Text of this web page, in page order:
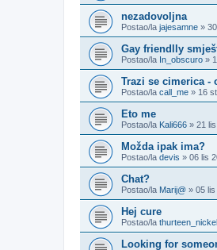
nezadovoljna
Postao/la jajesamne »
Gay friendlly
Postao/la In_obscuro »
Trazi se cimerica -
Postao/la call_me » 16
Eto me
Postao/la Kali666 » 21
Možda ipak ima?
Postao/la devis » 06 lis
Chat?
Postao/la Marij@ » 05
Hej cure
Postao/la
Looking for